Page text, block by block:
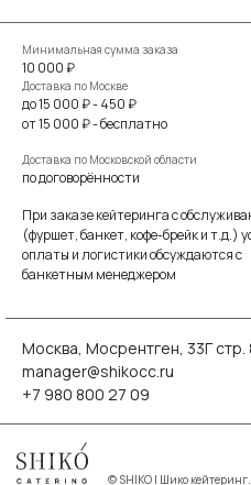
Минимальная сумма заказа
10 000 ₽
Доставка по Москве
до 15 000 ₽ - 450 ₽
от 15 000 ₽ - бесплатно
Доставка по Московской области
по договорённости
При заказе кейтеринга с
(фуршет, банкет, кофе-брейк и т.д.)
оплаты и логистики обсуждаются с
банкетным менеджером
Москва, Мосрентген, 33Г стр.
manager@shikocc.ru
+7 980 800 27 09
© SHIKO | Шико